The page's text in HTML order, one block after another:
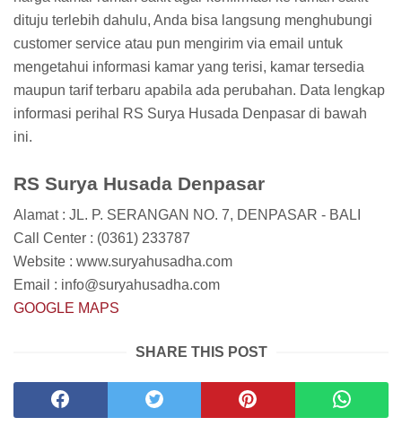
dituju terlebih dahulu, Anda bisa langsung menghubungi
customer service atau pun mengirim via email untuk
mengetahui informasi kamar yang terisi, kamar tersedia
maupun tarif terbaru apabila ada perubahan. Data lengkap
informasi perihal RS Surya Husada Denpasar di bawah
ini.
RS Surya Husada Denpasar
Alamat : JL. P. SERANGAN NO. 7, DENPASAR - BALI
Call Center : (0361) 233787
Website : www.suryahusadha.com
Email : info@suryahusadha.com
GOOGLE MAPS
SHARE THIS POST